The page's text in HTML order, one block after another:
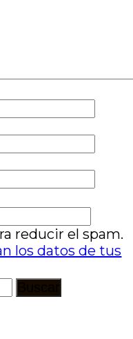
reducir el spam.
los datos de tus